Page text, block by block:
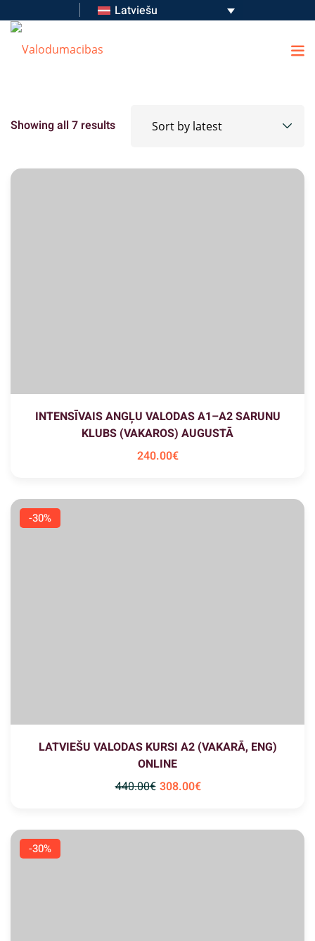
Latviešu
Showing all 7 results
INTENSĪVAIS ANGĻU VALODAS A1–A2 SARUNU
KLUBS (VAKAROS) AUGUSTĀ
240.00€
-30%
LATVIEŠU VALODAS KURSI A2 (VAKARĀ, ENG)
ONLINE
440.00€ 308.00€
-30%